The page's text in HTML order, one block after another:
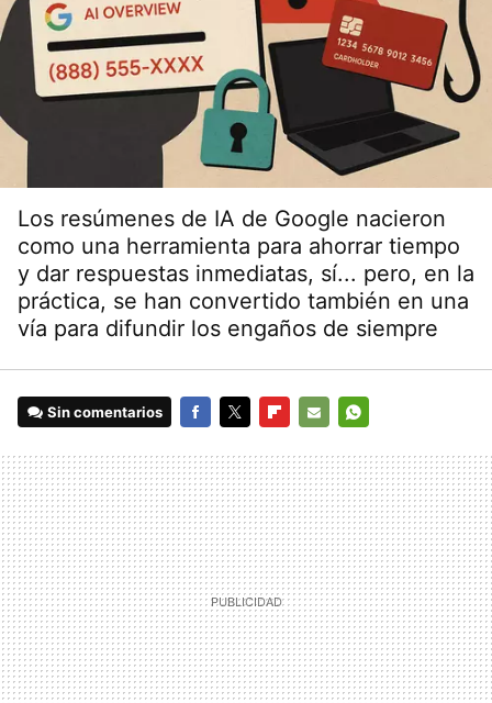
Los resúmenes de IA de Google nacieron
como una herramienta para ahorrar tiempo
y dar respuestas inmediatas, sí... pero, en la
práctica, se han convertido también en una
vía para difundir los engaños de siempre
Sin comentarios
MAIL